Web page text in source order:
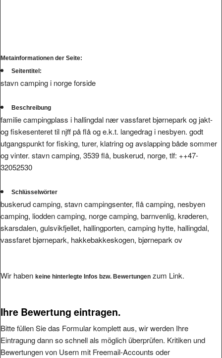
Metainformationen der Seite:
Seitentitel:
stavn camping i norge forside
Beschreibung
familie campingplass i hallingdal nær vassfaret bjørnepark og jakt-
og fiskesenteret til njff på flå og e.k.t. langedrag i nesbyen. godt
utgangspunkt for fisking, turer, klatring og avslapping både sommer
og vinter. stavn camping, 3539 flå, buskerud, norge, tlf: ++47-
32052530
Schlüsselwörter
buskerud camping, stavn campingsenter, flå camping, nesbyen
camping, liodden camping, norge camping, barnvenlig, krøderen,
skarsdalen, gulsvikfjellet, hallingporten, camping hytte, hallingdal,
vassfaret bjørnepark, hakkebakkeskogen, bjørnepark ov
Wir haben keine hinterlegte Infos bzw. Bewertungen zum Link.
Ihre Bewertung eintragen.
Bitte füllen Sie das Formular komplett aus, wir werden Ihre
Eintragung dann so schnell als möglich überprüfen. Kritiken und
Bewertungen von Usern mit Freemail-Accounts oder